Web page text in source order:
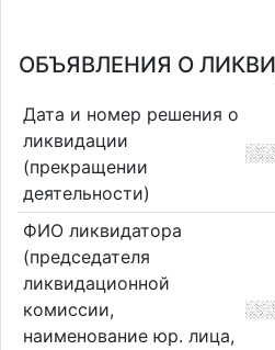
ОБЪЯВЛЕНИЯ О
Дата и номер решения о
ликвидации
(прекращении
деятельности)
ФИО ликвидатора
(председателя
ликвидационной
комиссии,
наименование юр. лица,